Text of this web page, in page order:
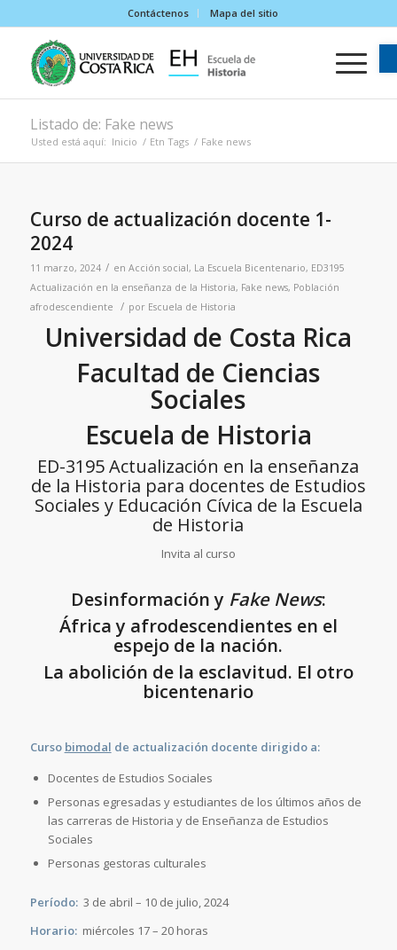
Contáctenos Mapa del sitio
Listado de: Fake news
Usted está aquí: Inicio / Etn Tags / Fake news
Curso de actualización docente 1-
2024
11 marzo, 2024 / en Acción social, La Escuela Bicentenario, ED3195
Actualización en la enseñanza de la Historia, Fake news, Población
afrodescendiente
/ por Escuela de Historia
Universidad de Costa Rica
Facultad de Ciencias
Sociales
Escuela de Historia
ED-3195 Actualización en la enseñanza
de la Historia para docentes de Estudios
Sociales y Educación Cívica de la Escuela
de Historia
Invita al curso
Desinformación y Fake News:
África y afrodescendientes en el
espejo de la nación.
La abolición de la esclavitud. El otro
bicentenario
Curso bimodal de actualización docente dirigido a:
Docentes de Estudios Sociales
Personas egresadas y estudiantes de los últimos años de
las carreras de Historia y de Enseñanza de Estudios
Sociales
Personas gestoras culturales
Período:3 de abril – 10 de julio, 2024
Horario:miércoles 17 – 20 horas